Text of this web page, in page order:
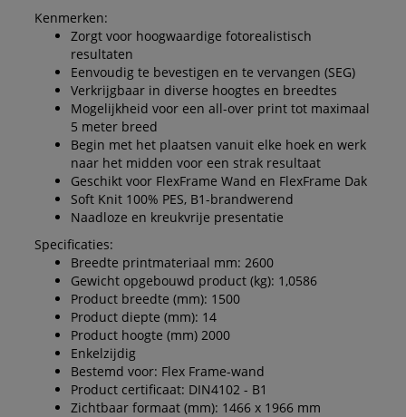
Kenmerken:
Zorgt voor hoogwaardige fotorealistisch
resultaten
Eenvoudig te bevestigen en te vervangen (SEG)
Verkrijgbaar in diverse hoogtes en breedtes
Mogelijkheid voor een all-over print tot maximaal
5 meter breed
Begin met het plaatsen vanuit elke hoek en werk
naar het midden voor een strak resultaat
Geschikt voor FlexFrame Wand en FlexFrame Dak
Soft Knit 100% PES, B1-brandwerend
Naadloze en kreukvrije presentatie
Specificaties:
Breedte printmateriaal mm: 2600
Gewicht opgebouwd product (kg): 1,0586
Product breedte (mm): 1500
Product diepte (mm): 14
Product hoogte (mm) 2000
Enkelzijdig
Bestemd voor: Flex Frame-wand
Product certificaat: DIN4102 - B1
Zichtbaar formaat (mm): 1466 x 1966 mm